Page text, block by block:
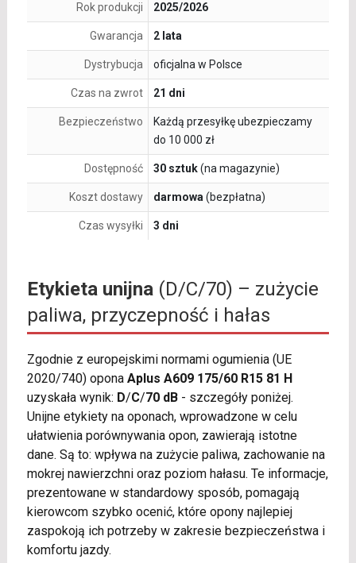
Rok produkcji 2025/2026
Gwarancja 2 lata
Dystrybucja oficjalna w Polsce
Czas na zwrot 21 dni
Bezpieczeństwo
Każdą przesyłkę ubezpieczamy
do 10 000 zł
Dostępność 30 sztuk(na magazynie)
Koszt dostawy darmowa (bezpłatna)
Czas wysyłki 3 dni
Etykieta unijna(D/C/70) – zużycie
paliwa, przyczepność i hałas
Zgodnie z europejskimi normami ogumienia (UE
2020/740) opona Aplus A609 175/60 R15 81 H
uzyskała wynik: D/C/70 dB- szczegóły poniżej.
Unijne etykiety na oponach, wprowadzone w celu
ułatwienia porównywania opon, zawierają istotne
dane. Są to: wpływa na zużycie paliwa, zachowanie na
mokrej nawierzchni oraz poziom hałasu. Te informacje,
prezentowane w standardowy sposób, pomagają
kierowcom szybko ocenić, które opony najlepiej
zaspokoją ich potrzeby w zakresie bezpieczeństwa i
komfortu jazdy.